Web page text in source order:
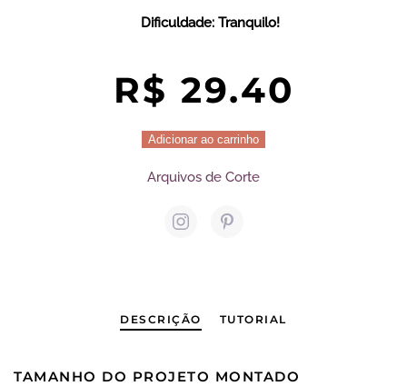
Dificuldade: Tranquilo!
R$ 29.40
Adicionar ao carrinho
Arquivos de Corte
DESCRIÇÃO TUTORIAL
TAMANHO DO PROJETO MONTADO